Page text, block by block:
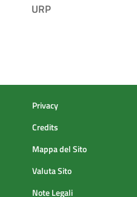
URP
Privacy
Credits
Mappa del Sito
Valuta Sito
Note Legali